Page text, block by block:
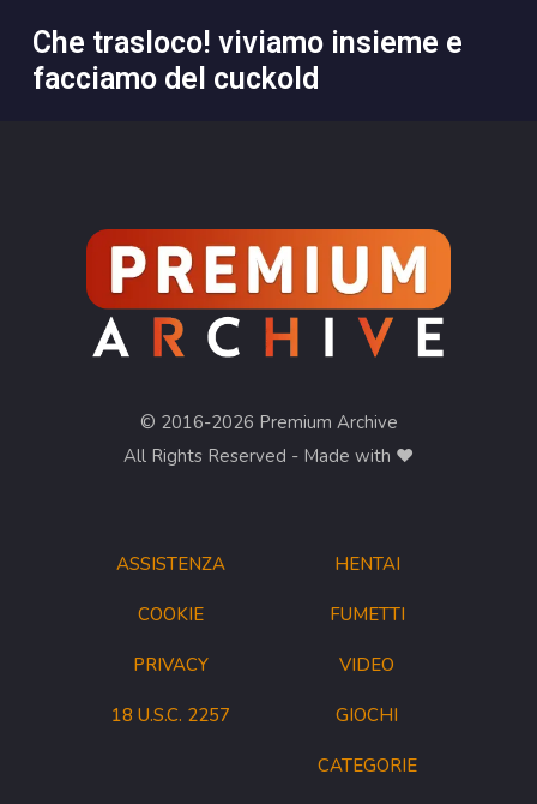
che trasloco! viviamo insieme e
facciamo del cuckold
ASSISTENZA
COOKIE
PRIVACY
18 U.S.C. 2257
© 2016-2026 Premium Archive
All Rights Reserved - Made with ❤︎
HENTAI
FUMETTI
VIDEO
GIOCHI
CATEGORIE